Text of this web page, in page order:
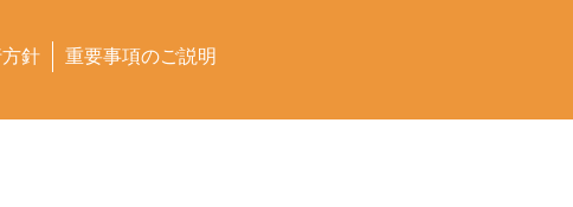
針
重要事項のご説明